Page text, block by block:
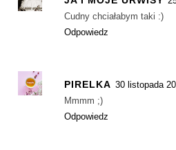
Cudny chciałabym taki :)
Odpowiedz
PIRELKA 30 listopada
Mmmm ;)
Odpowiedz